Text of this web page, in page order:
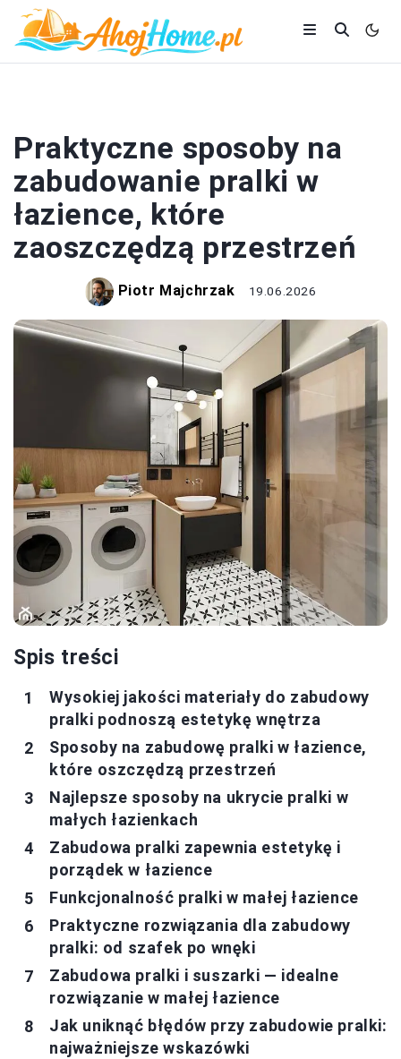
Praktyczne sposoby na
zabudowanie pralki w
łazience, które
zaoszczędzą przestrzeń
Piotr Majchrzak 19.06.2026
Spis treści
Wysokiej jakości materiały do zabudowy
pralki podnoszą estetykę wnętrza
Sposoby na zabudowę pralki w łazience,
które oszczędzą przestrzeń
Najlepsze sposoby na ukrycie pralki w
małych łazienkach
Zabudowa pralki zapewnia estetykę i
porządek w łazience
Funkcjonalność pralki w małej łazience
Praktyczne rozwiązania dla zabudowy
pralki: od szafek po wnęki
Zabudowa pralki i suszarki — idealne
rozwiązanie w małej łazience
Jak uniknąć błędów przy zabudowie pralki:
najważniejsze wskazówki